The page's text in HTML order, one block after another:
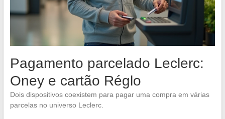
Pagamento parcelado Leclerc:
Oney e cartão Réglo
Dois dispositivos coexistem para pagar uma compra em várias
parcelas no universo Leclerc.